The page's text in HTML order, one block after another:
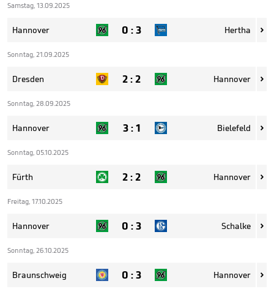
Samstag, 13.09.2025
Hannover 0 :3 Hertha 
Sonntag, 21.09.2025
Dresden 2:2 Hannover 
Sonntag, 28.09.2025
Hannover 3:1 Bielefeld 
Sonntag, 05.10.2025
Fürth 2:2 Hannover 
Freitag, 17.10.2025
Hannover 0 :3 Schalke 
Sonntag, 26.10.2025
Braunschweig 0 :3 Hannover 